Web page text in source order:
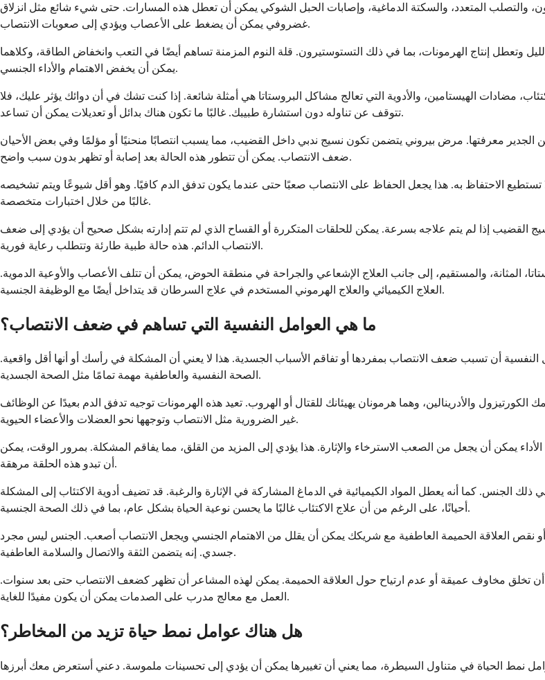
والتصلب المتعدد، والسكتة الدماغية، وإصابات الحبل الشوكي يمكن أن تعطل هذه المسارات. حتى شيء شائع مثل انزلاق
غضروفي يمكن أن يضغط على الأعصاب ويؤدي إلى صعوبات الانتصاب.
وتعطل إنتاج الهرمونات، بما في ذلك التستوستيرون. قلة النوم المزمنة تساهم أيضًا في التعب وانخفاض الطاقة، وكلاهما
يمكن أن يخفض الاهتمام والأداء الجنسي.
مضادات الهيستامين، والأدوية التي تعالج مشاكل البروستاتا هي أمثلة شائعة. إذا كنت تشك في أن دوائك يؤثر عليك، فلا
تتوقف عن تناوله دون استشارة طبيبك. غالبًا ما تكون هناك بدائل أو تعديلات يمكن أن تساعد.
الجدير معرفتها. مرض بيروني يتضمن تكون نسيج ندبي داخل القضيب، مما يسبب انتصابًا منحنيًا أو مؤلمًا وفي بعض الأحيان
ضعف الانتصاب. يمكن أن تتطور هذه الحالة بعد إصابة أو تظهر بدون سبب واضح.
تستطيع الاحتفاظ به. هذا يجعل الحفاظ على الانتصاب صعبًا حتى عندما يكون تدفق الدم كافيًا. وهو أقل شيوعًا ويتم تشخيصه
غالبًا من خلال اختبارات متخصصة.
القضيب إذا لم يتم علاجه بسرعة. يمكن للحلقات المتكررة أو القساح الذي لم تتم إدارته بشكل صحيح أن يؤدي إلى ضعف
الانتصاب الدائم. هذه حالة طبية طارئة وتتطلب رعاية فورية.
المثانة، والمستقيم، إلى جانب العلاج الإشعاعي والجراحة في منطقة الحوض، يمكن أن تتلف الأعصاب والأوعية الدموية.
العلاج الكيميائي والعلاج الهرموني المستخدم في علاج السرطان قد يتداخل أيضًا مع الوظيفة الجنسية.
ما هي العوامل النفسية التي تساهم في ضعف الانتصاب؟
أن تسبب ضعف الانتصاب بمفردها أو تفاقم الأسباب الجسدية. هذا لا يعني أن المشكلة في رأسك أو أنها أقل واقعية.
الصحة النفسية والعاطفية مهمة تمامًا مثل الصحة الجسدية.
والأدرينالين، وهما هرمونان يهيئانك للقتال أو الهروب. تعيد هذه الهرمونات توجيه تدفق الدم بعيدًا عن الوظائف
غير الضرورية مثل الانتصاب وتوجهها نحو العضلات والأعضاء الحيوية.
يمكن أن يجعل من الصعب الاسترخاء والإثارة. هذا يؤدي إلى المزيد من القلق، مما يفاقم المشكلة. بمرور الوقت، يمكن
أن تبدو هذه الحلقة مرهقة.
الجنس. كما أنه يعطل المواد الكيميائية في الدماغ المشاركة في الإثارة والرغبة. قد تضيف أدوية الاكتئاب إلى المشكلة
أحيانًا، على الرغم من أن علاج الاكتئاب غالبًا ما يحسن نوعية الحياة بشكل عام، بما في ذلك الصحة الجنسية.
نقص العلاقة الحميمة العاطفية مع شريكك يمكن أن يقلل من الاهتمام الجنسي ويجعل الانتصاب أصعب. الجنس ليس مجرد
جسدي. إنه يتضمن الثقة والاتصال والسلامة العاطفية.
أن تخلق مخاوف عميقة أو عدم ارتياح حول العلاقة الحميمة. يمكن لهذه المشاعر أن تظهر كضعف الانتصاب حتى بعد سنوات.
العمل مع معالج مدرب على الصدمات يمكن أن يكون مفيدًا للغاية.
هل هناك عوامل نمط حياة تزيد من المخاطر؟